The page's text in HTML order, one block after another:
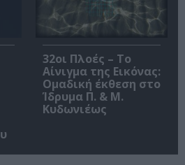
32οι Πλοές – Το
Αίνιγμα της Εικόνας:
Ομαδική έκθεση στο
Ίδρυμα Π. & Μ.
Κυδωνιέως